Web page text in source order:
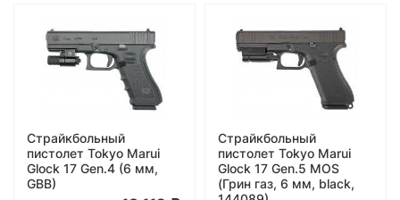
Страйкбольный
пистолет Tokyo Marui
Glock 17 Gen.4 (6 мм,
GBB)
Страйкбольный
пистолет Tokyo Marui
Glock 17 Gen.5 MOS
(Грин газ, 6 мм, black,